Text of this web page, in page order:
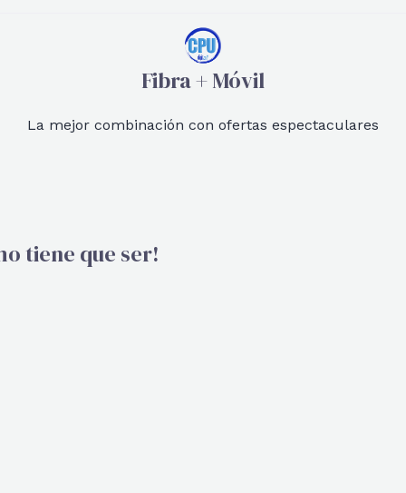
Fibra + Móvil
La mejor combinación con ofertas espectaculares
tiene que ser!